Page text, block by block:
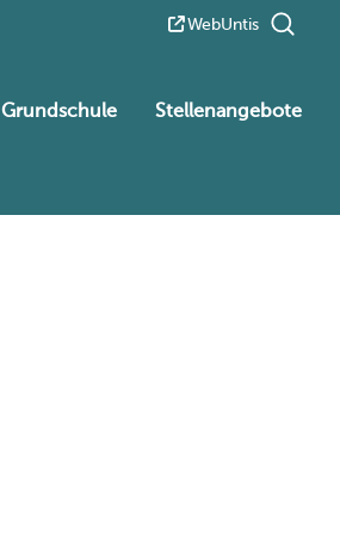
WebUntis
Grundschule Stellenangebote